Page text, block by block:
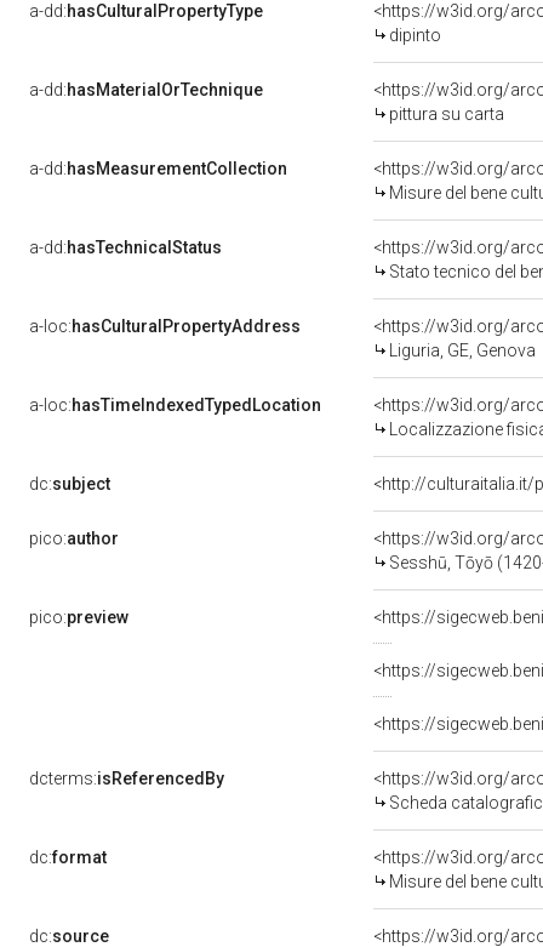
a-dd:hasCulturalPropertyType
<https://w3id.org/
dipinto
a-dd:hasMaterialOrTechnique
<https://w3id.org/
pittura su carta
a-dd:hasMeasurementCollection
<https://w3id.org/
Misure del bene
a-dd:hasTechnicalStatus
<https://w3id.org/
Stato tecnico del
a-loc:hasCulturalPropertyAddress
<https://w3id.org/
Liguria, GE, Genova
a-loc:hasTimeIndexedTypedLocation
<https://w3id.org/
Localizzazione
dc:subject <http://culturaitalia.it/
pico:author
<https://w3id.org/
Sesshū, Tōyō
pico:preview
dcterms:isReferencedBy
<https://w3id.org/
Scheda
dc:format
<https://w3id.org/
Misure del bene
dc:source
<https://w3id.org/